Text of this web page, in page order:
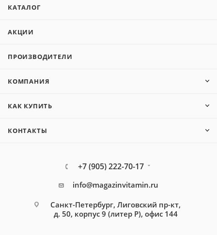
КАТАЛОГ
АКЦИИ
ПРОИЗВОДИТЕЛИ
КОМПАНИЯ
КАК КУПИТЬ
КОНТАКТЫ
+7 (905) 222-70-17
info@magazinvitamin.ru
Санкт-Петербург, Лиговский пр-кт,
д. 50, корпус 9 (литер Р), офис 144